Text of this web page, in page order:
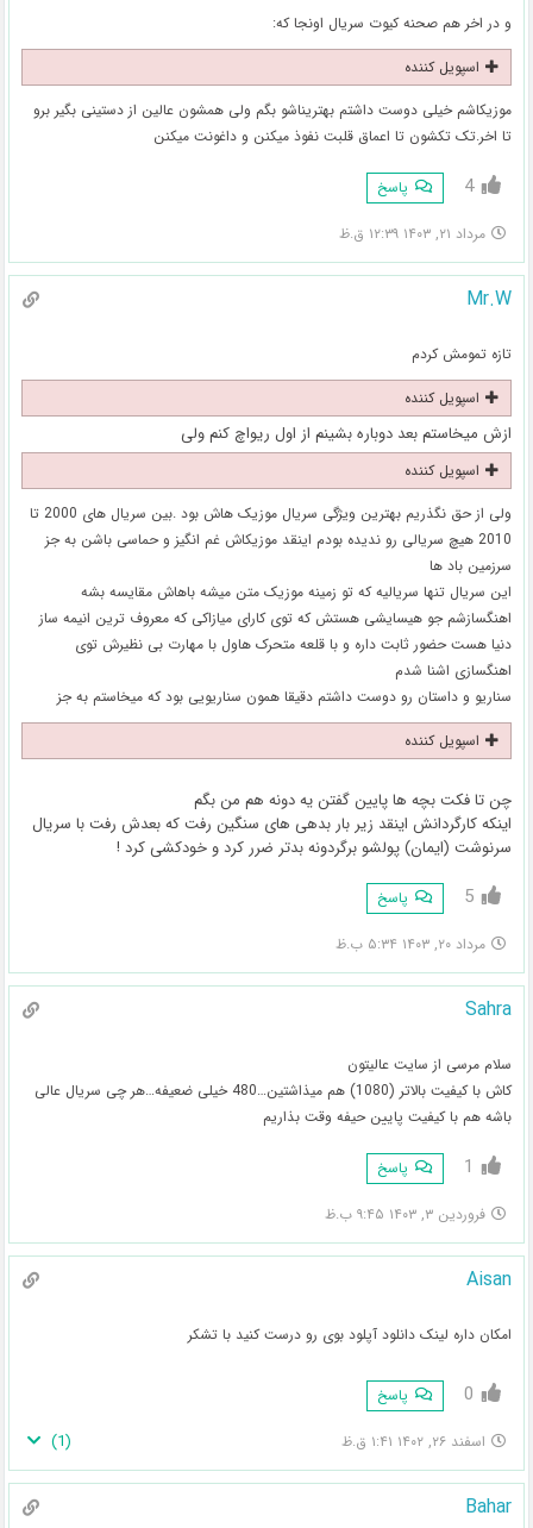
و در اخر هم صحنه کیوت سریال اونجا که:
اسپویل کننده
موزیکاشم خیلی دوست داشتم بهتریناشو بگم ولی همشون عالین از دستینی بگیر برو
تا اخر.تک تکشون تا اعماق قلبت نفوذ میکنن و داغونت میکنن
4 پاسخ
مرداد ۲۱, ۱۴۰۳ ۱۲:۳۹ ق.ظ
Mr.W
تازه تمومش کردم
اسپویل کننده
ازش میخاستم بعد دوباره بشینم از اول ریواچ کنم ولی
اسپویل کننده
ولی از حق نگذریم بهترین ویژگی سریال موزیک هاش بود .بین سریال های 2000 تا
2010 هیچ سریالی رو ندیده بودم اینقد موزیکاش غم انگیز و حماسی باشن به جز
سرزمین باد ها
این سریال تنها سریالیه که تو زمینه موزیک متن میشه باهاش مقایسه بشه
اهنگسازشم جو هیسایشی هستش که توی کارای میازاکی که معروف ترین انیمه ساز
دنیا هست حضور ثابت داره و با قلعه متحرک هاول با مهارت بی نظیرش توی
اهنگسازی اشنا شدم
سناریو و داستان رو دوست داشتم دقیقا همون سناریویی بود که میخاستم به جز
اسپویل کننده
چن تا فکت بچه ها پایین گفتن یه دونه هم من بگم
اینکه کارگردانش اینقد زیر بار بدهی های سنگین رفت که بعدش رفت با سریال
سرنوشت (ایمان) پولشو برگردونه بدتر ضرر کرد و خودکشی کرد !
5 پاسخ
مرداد ۲۰, ۱۴۰۳ ۵:۳۴ ب.ظ
Sahra
سلام مرسی از سایت عالیتون
کاش با کیفیت بالاتر (1080) هم میذاشتین…480 خیلی ضعیفه…هر چی سریال عالی
باشه هم با کیفیت پایین حیفه وقت بذاریم
1 پاسخ
فروردین ۳, ۱۴۰۳ ۹:۴۵ ب.ظ
Aisan
امکان داره لینک دانلود آپلود بوی رو درست کنید با تشکر
0 پاسخ
اسفند ۲۶, ۱۴۰۲ ۱:۴۱ ق.ظ (
1
)
Bahar